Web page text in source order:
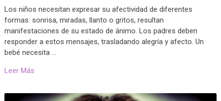
Los niños necesitan expresar su afectividad de diferentes
formas: sonrisa, miradas, llanto o gritos, resultan
manifestaciones de su estado de ánimo. Los padres deben
responder a estos mensajes, trasladando alegría y afecto. Un
bebé necesita …
Leer Más